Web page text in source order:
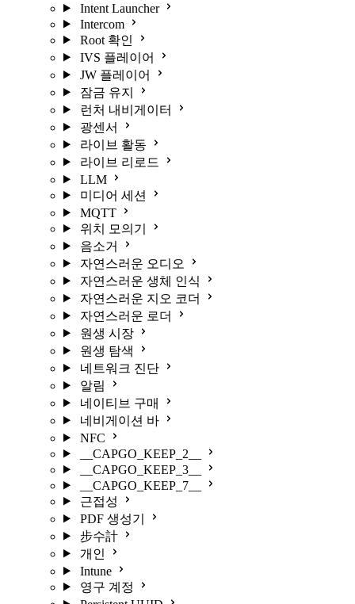
Intent Launcher
Intercom
Root 확인
IVS 플레이어
JW 플레이어
잠금 유지
런처 내비게이터
광센서
라이브 활동
라이브 리로드
LLM
미디어 세션
MQTT
위치 모의기
음소거
자연스러운 오디오
자연스러운 생체 인식
자연스러운 지오 코더
자연스러운 로더
원생 시장
원생 탐색
네트워크 진단
알림
네이티브 구매
네비게이션 바
NFC
__CAPGO_KEEP_2__
__CAPGO_KEEP_3__
__CAPGO_KEEP_7__
근접성
PDF 생성기
步수計
개인
Intune
영구 계정